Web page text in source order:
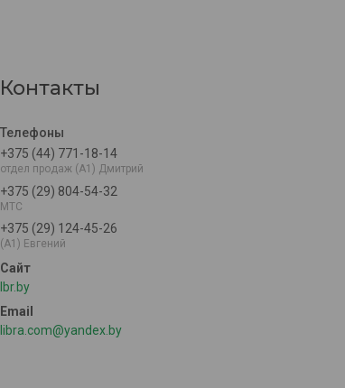
Контакты
+375 (44) 771-18-14
отдел продаж (A1) Дмитрий
+375 (29) 804-54-32
MTC
+375 (29) 124-45-26
(A1) Евгений
lbr.by
libra.com@yandex.by